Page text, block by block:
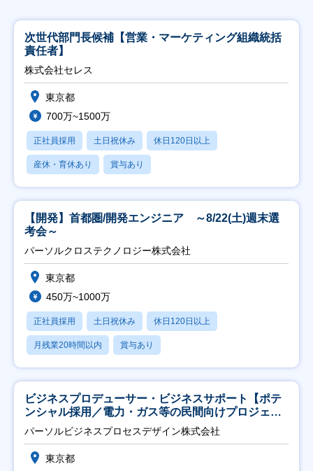
次世代部門長候補【営業・マーケティング組織統括
責任者】
株式会社セレス
東京都
700万~1500万
正社員採用 土日祝休み 休日120日以上
産休・育休あり 賞与あり
【開発】首都圏/開発エンジニア ～8/22(土)週末選
考会～
パーソルクロステクノロジー株式会社
東京都
450万~1000万
正社員採用 土日祝休み 休日120日以上
月残業20時間以内 賞与あり
ビジネスプロデューサー・ビジネスサポート【ポテ
ンシャル採用／電力・ガス等の民間向けプロジェク
ト推進】
パーソルビジネスプロセスデザイン株式会社
東京都